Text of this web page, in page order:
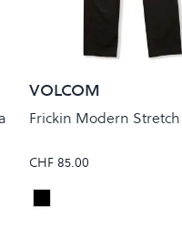
VOLCOM
Frickin Modern Stretch
CHF 85.00
Colour
Black